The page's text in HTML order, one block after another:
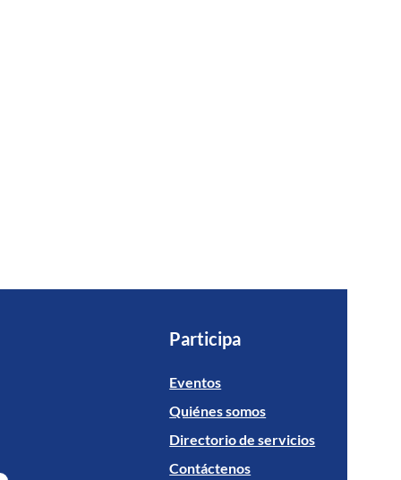
Participa
Eventos
Quiénes somos
Directorio de servicios
Contáctenos